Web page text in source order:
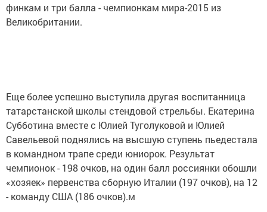
финкам и три балла - чемпионкам мира-2015 из
Великобритании.
Еще более успешно выступила другая воспитанница
татарстанской школы стендовой стрельбы. Екатерина
Субботина вместе с Юлией Туголуковой и Юлией
Савельевой поднялись на высшую ступень пьедестала
в командном трапе среди юниорок. Результат
чемпионок - 198 очков, на один балл россиянки обошли
«хозяек» первенства сборную Италии (197 очков), на 12
- команду США (186 очков).м